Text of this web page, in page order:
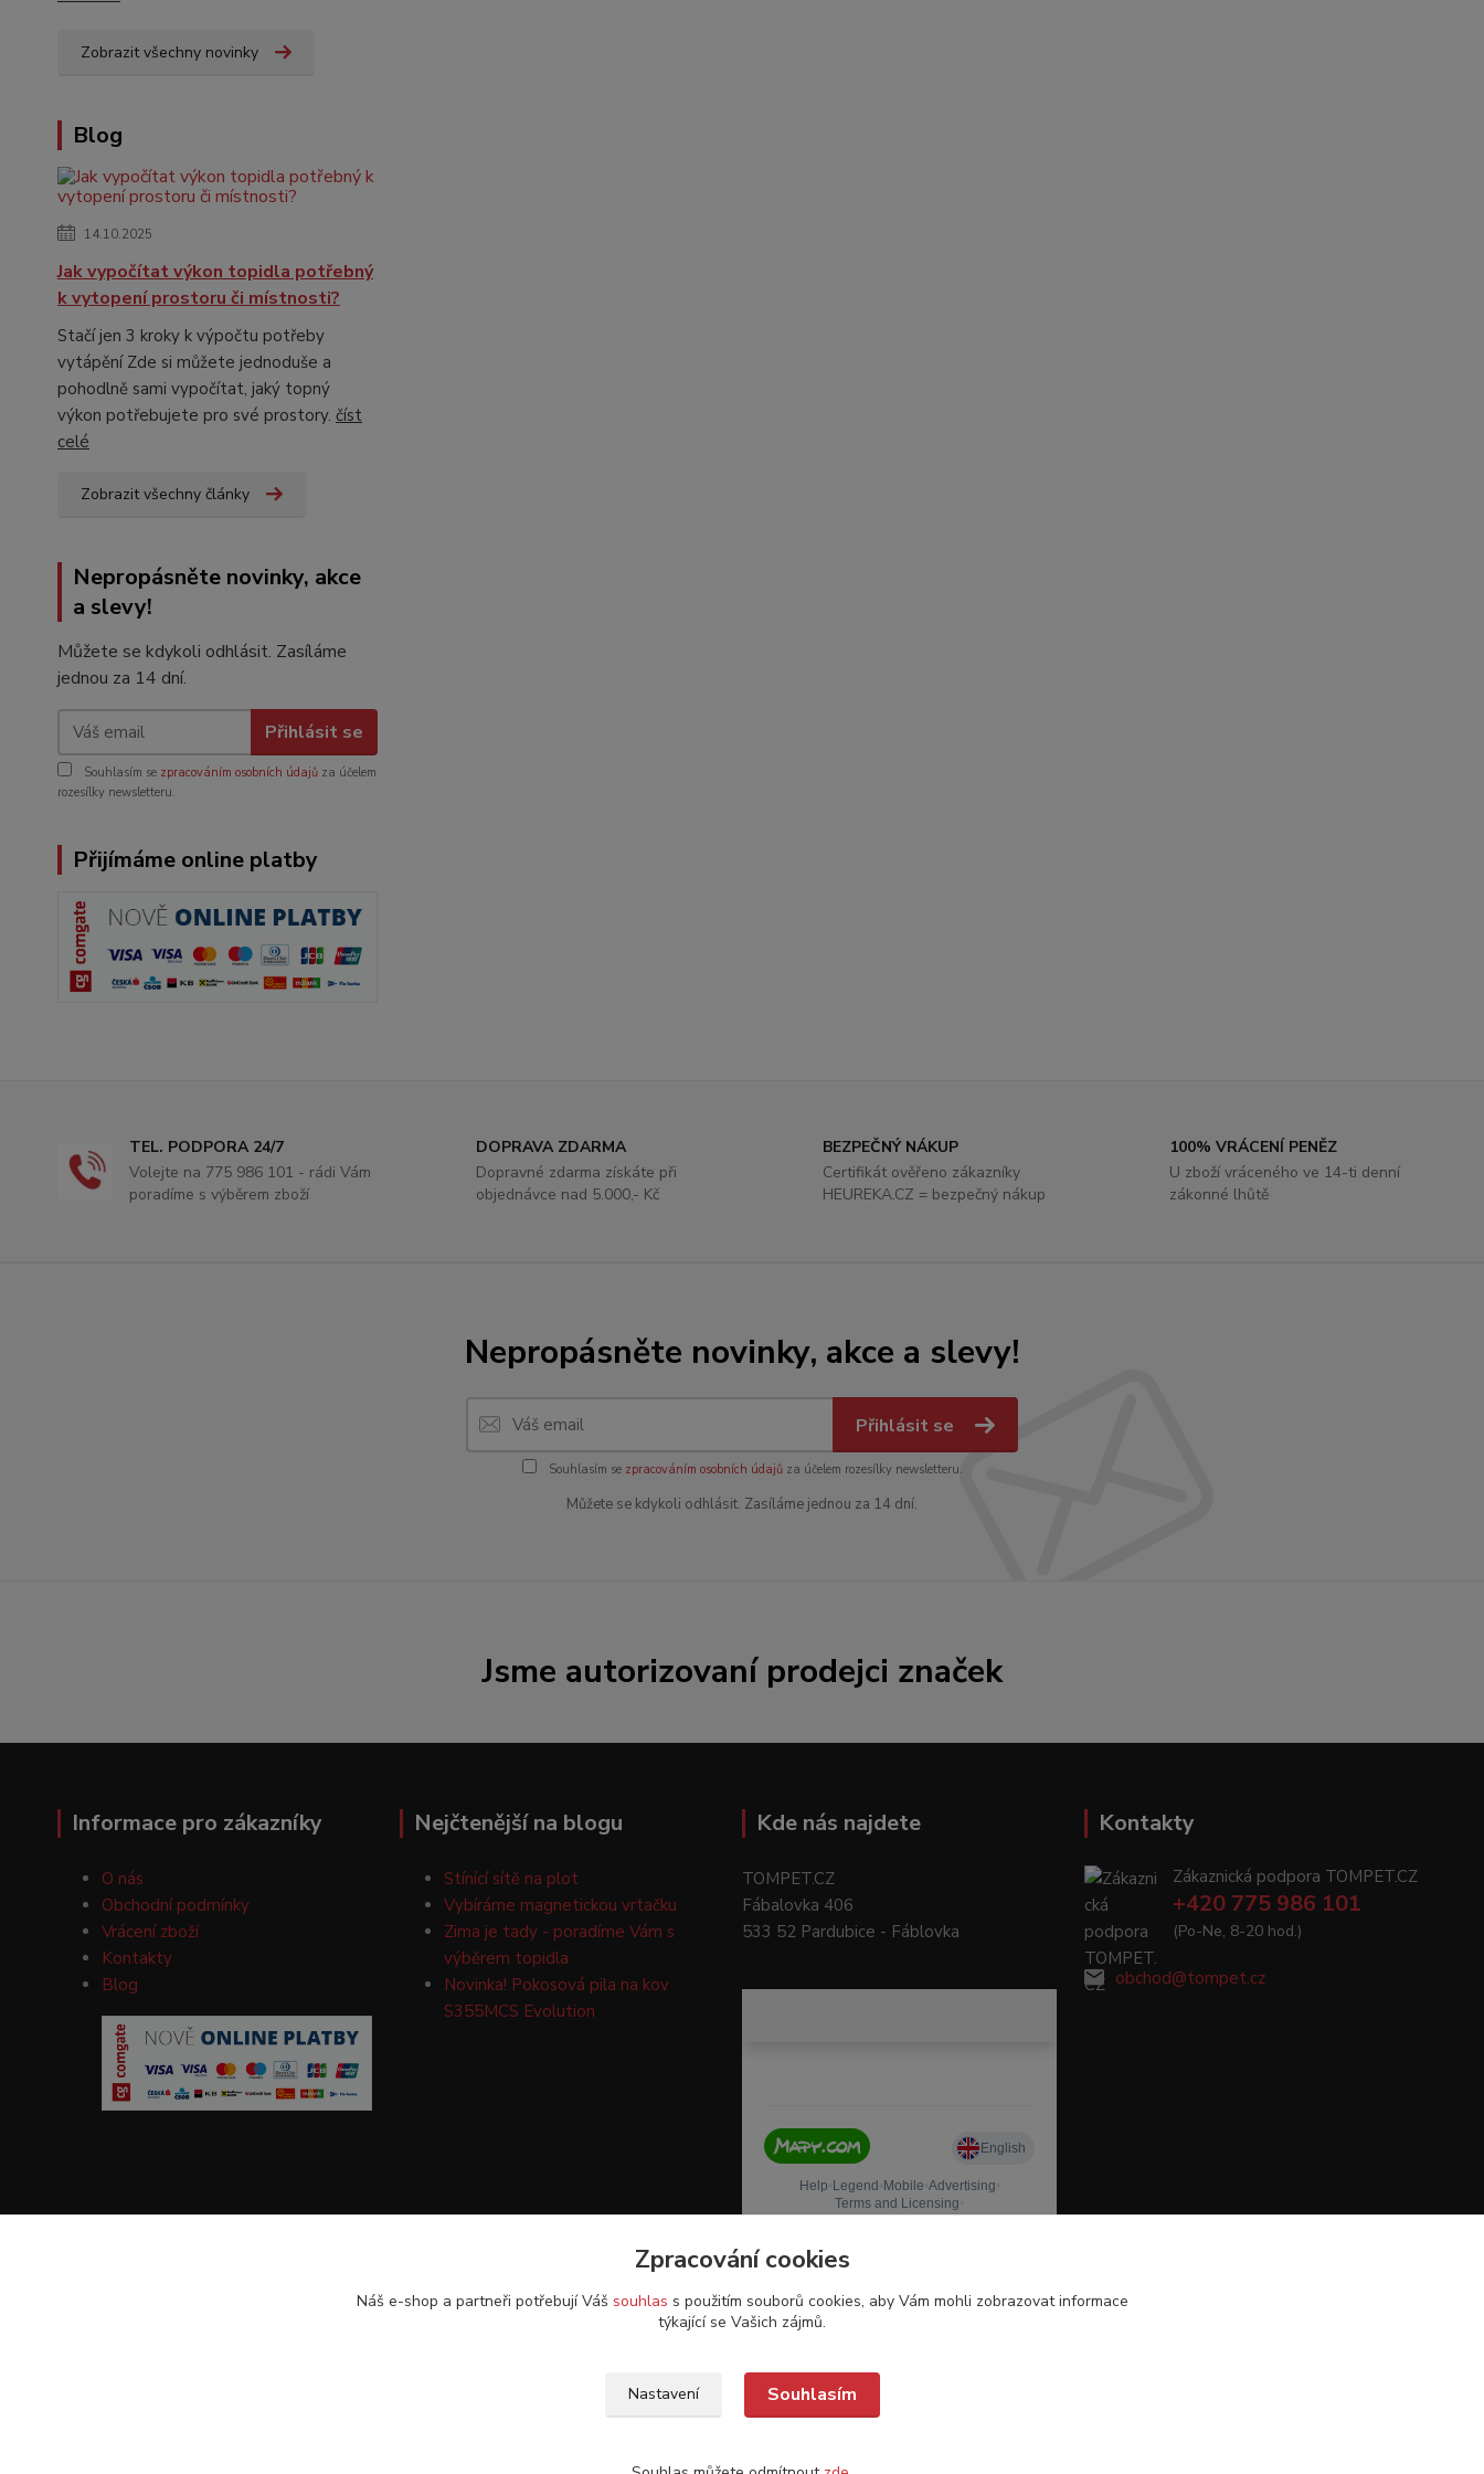
Zobrazit všechny novinky
Blog
14.10.2025
Jak vypočítat výkon topidla potřebný
k vytopení prostoru či místnosti?
Stačí jen 3 kroky k výpočtu potřeby
vytápění Zde si můžete jednoduše a
pohodlně sami vypočítat, jaký topný
výkon potřebujete pro své prostory. číst
celé
Zobrazit všechny články
Nepropásněte novinky, akce
a slevy!
Můžete se kdykoli odhlásit. Zasíláme
jednou za 14 dní.
Přihlásit se
Souhlasím se zpracováním osobních údajů za účelem
rozesílky newsletteru.
Přijímáme online platby
TEL. PODPORA 24/7
Volejte na 775 986 101 - rádi Vám
poradíme s výběrem zboží
DOPRAVA ZDARMA
Dopravné zdarma získáte při
objednávce nad 5.000,- Kč
BEZPEČNÝ NÁKUP
Certifikát ověřeno zákazníky
HEUREKA.CZ = bezpečný nákup
100% VRÁCENÍ PENĚZ
U zboží vráceného ve 14-ti denní
zákonné lhůtě
Nepropásněte novinky, akce a slevy!
Přihlásit se
Souhlasím se zpracováním osobních údajůza účelem rozesílky newsletteru.
Můžete se kdykoli odhlásit. Zasíláme jednou za 14 dní.
Jsme autorizovaní prodejci značek
Informace pro zákazníky
O nás
Obchodní podmínky
Vrácení zboží
Kontakty
Blog
Nejčtenější na blogu
Stínící sítě na plot
Vybíráme magnetickou vrtačku
Zima je tady - poradíme Vám s
výběrem topidla
Novinka! Pokosová pila na kov
S355MCS Evolution
Kde nás najdete
TOMPET.CZ
Fábalovka 406
533 52 Pardubice - Fáblovka
Kontakty
Zákaznická podpora TOMPET.CZ
+420 775 986 101
(Po-Ne, 8-20 hod.)
obchod@tompet.cz
Veškeré texty a popisy vytvořila společnost TOMPET.CZ s.r.o. - 2017-2026 © TOMPET.CZ
Zpracování cookies
Náš e-shop a partneři potřebují Váš souhlas s použitím souborů cookies, aby Vám mohli zobrazovat informace
týkající se Vašich zájmů.
Nastavení Souhlasím